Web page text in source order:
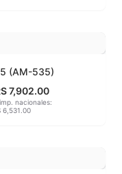
(AM-535)
7,902.00
nacionales:
6,531.00